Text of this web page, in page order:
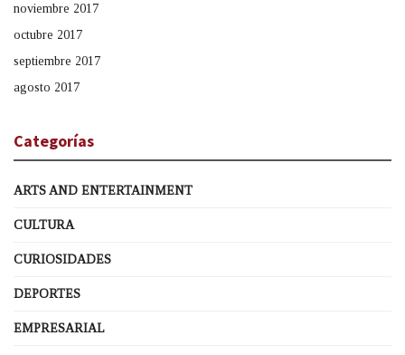
noviembre 2017
octubre 2017
septiembre 2017
agosto 2017
Categorías
ARTS AND ENTERTAINMENT
CULTURA
CURIOSIDADES
DEPORTES
EMPRESARIAL